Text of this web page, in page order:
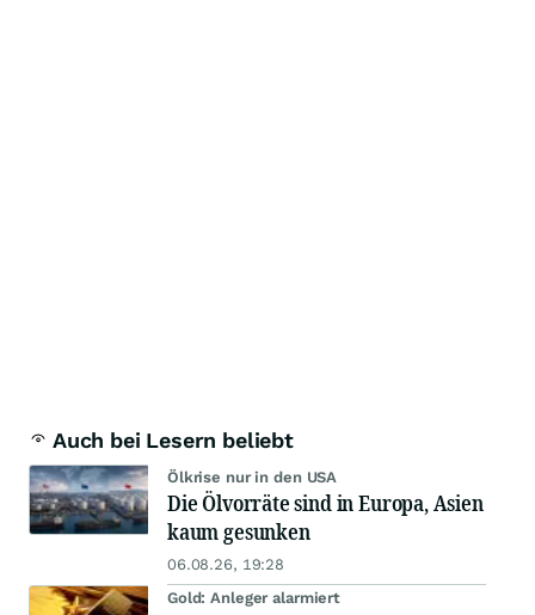
Auch bei Lesern beliebt
Ölkrise nur in den USA
Die Ölvorräte sind in Europa, Asien
kaum gesunken
06.08.26, 19:28
Gold: Anleger alarmiert